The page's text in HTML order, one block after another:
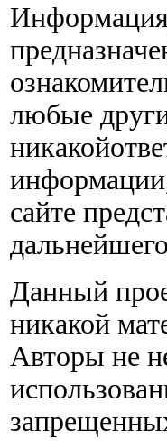
любые
сайте
Данный
никакой
Авторы не